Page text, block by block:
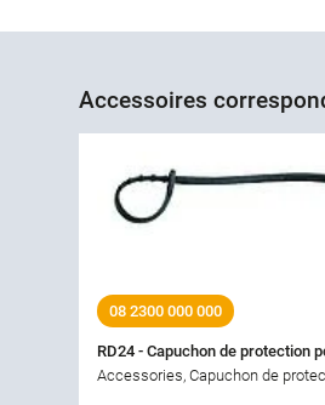
Accessoires
08 2300 000 000
RD24 - Capuchon de protection
Accessories, Capuchon de